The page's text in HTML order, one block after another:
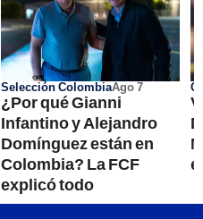
Selección ColombiaAgo 7
¿Por qué Gianni
Infantino y Alejandro
Domínguez están en
Colombia? La FCF
explicó todo